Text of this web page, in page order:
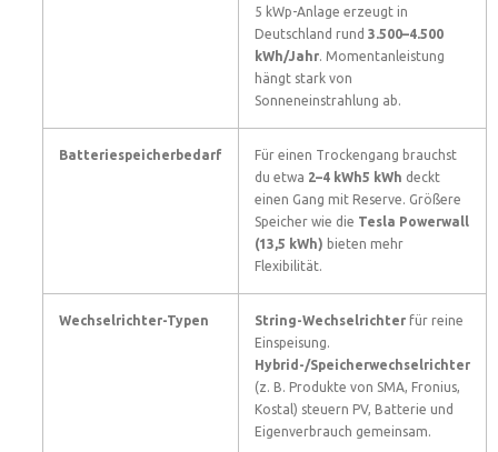
5 kWp-Anlage erzeugt in
Deutschland rund 3.500–4.500
kWh/Jahr. Momentanleistung
hängt stark von
Sonneneinstrahlung ab.
Batteriespeicherbedarf
Für einen Trockengang brauchst
du etwa 2–4 kWh5 kWh deckt
einen Gang mit Reserve. Größere
Speicher wie die Tesla Powerwall
(13,5 kWh) bieten mehr
Flexibilität.
Wechselrichter-Typen String-Wechselrichter für reine
Einspeisung.
Hybrid-/Speicherwechselrichter
(z. B. Produkte von SMA, Fronius,
Kostal) steuern PV, Batterie und
Eigenverbrauch gemeinsam.